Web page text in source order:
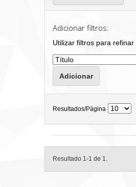
Adicionar filtros:
Utilizar filtros para refinar
Resultados/Página
Resultado 1-1 de 1.